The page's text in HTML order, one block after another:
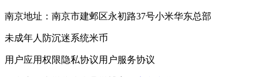
南京地址：南京市建邺区永初路37号小米华东总部
未成年人防沉迷系统米币
用户应用权限隐私协议用户服务协议